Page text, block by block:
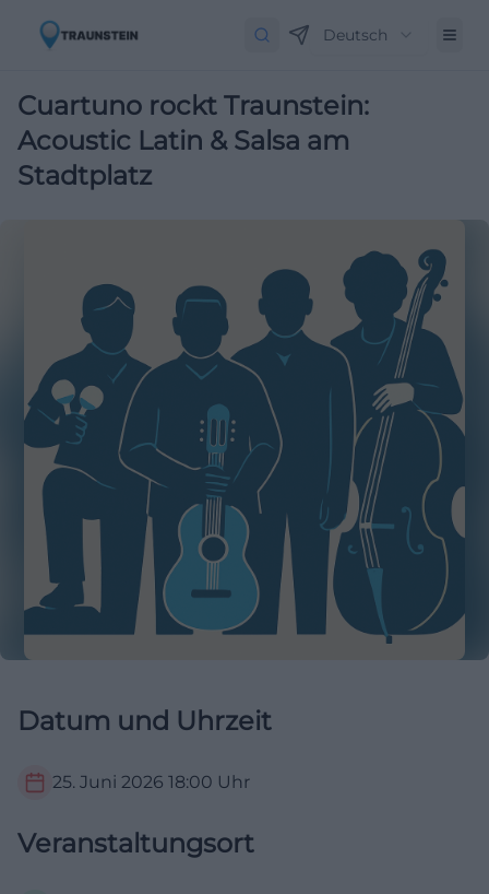
Deutsch
Cuartuno rockt Traunstein:
Acoustic Latin & Salsa am
Stadtplatz
Datum und Uhrzeit
25. Juni 2026 18:00 Uhr
Veranstaltungsort